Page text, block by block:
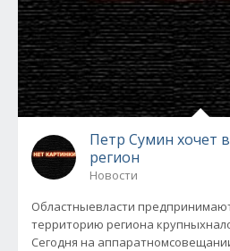
Петр Сумин хочет
регион
Новости
Областныевласти
территорию региона
Сегодня на